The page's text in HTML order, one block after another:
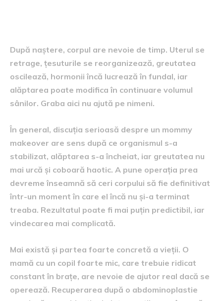
După naștere, corpul are nevoie de timp. Uterul se
retrage, țesuturile se reorganizează, greutatea
oscilează, hormonii încă lucrează în fundal, iar
alăptarea poate modifica în continuare volumul
sânilor. Graba aici nu ajută pe nimeni.
În general, discuția serioasă despre un mommy
makeover are sens după ce organismul s-a
stabilizat, alăptarea s-a încheiat, iar greutatea nu
mai urcă și coboară haotic. A pune operația prea
devreme înseamnă să ceri corpului să fie definitivat
într-un moment în care el încă nu și-a terminat
treaba. Rezultatul poate fi mai puțin predictibil, iar
vindecarea mai complicată.
Mai există și partea foarte concretă a vieții. O
mamă cu un copil foarte mic, care trebuie ridicat
constant în brațe, are nevoie de ajutor real dacă se
operează. Recuperarea după o abdominoplastie